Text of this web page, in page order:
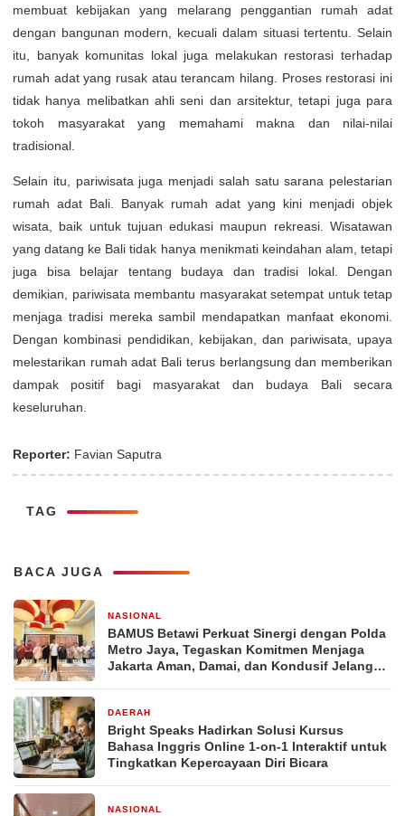
membuat kebijakan yang melarang penggantian rumah adat
dengan bangunan modern, kecuali dalam situasi tertentu. Selain
itu, banyak komunitas lokal juga melakukan restorasi terhadap
rumah adat yang rusak atau terancam hilang. Proses restorasi ini
tidak hanya melibatkan ahli seni dan arsitektur, tetapi juga para
tokoh masyarakat yang memahami makna dan nilai-nilai
tradisional.
Selain itu, pariwisata juga menjadi salah satu sarana pelestarian
rumah adat Bali. Banyak rumah adat yang kini menjadi objek
wisata, baik untuk tujuan edukasi maupun rekreasi. Wisatawan
yang datang ke Bali tidak hanya menikmati keindahan alam, tetapi
juga bisa belajar tentang budaya dan tradisi lokal. Dengan
demikian, pariwisata membantu masyarakat setempat untuk tetap
menjaga tradisi mereka sambil mendapatkan manfaat ekonomi.
Dengan kombinasi pendidikan, kebijakan, dan pariwisata, upaya
melestarikan rumah adat Bali terus berlangsung dan memberikan
dampak positif bagi masyarakat dan budaya Bali secara
keseluruhan.
Reporter: Favian Saputra
TAG
BACA JUGA
NASIONAL
BAMUS Betawi Perkuat Sinergi dengan Polda
Metro Jaya, Tegaskan Komitmen Menjaga
Jakarta Aman, Damai, dan Kondusif Jelang
DAERAH
Bright Speaks Hadirkan Solusi Kursus
Bahasa Inggris Online 1-on-1 Interaktif untuk
Tingkatkan Kepercayaan Diri Bicara
NASIONAL